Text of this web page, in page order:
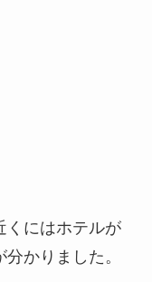
くにはホテルが
かりました。